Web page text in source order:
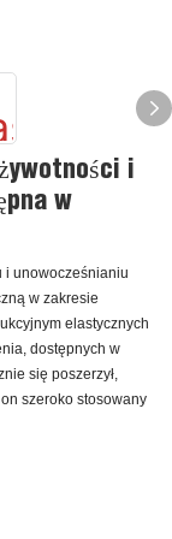
i
w
i unowocześnianiu
w zakresie
elastycznych
dostępnych w
się poszerzył,
szeroko stosowany